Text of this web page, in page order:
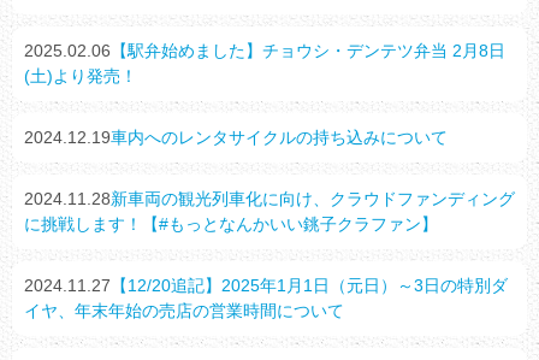
2025.02.06 【駅弁始めました】チョウシ・デンテツ弁当 2月8日
(土)より発売！
2024.12.19車内へのレンタサイクルの持ち込みについて
2024.11.28新車両の観光列車化に向け、クラウドファンディング
に挑戦します！【#もっとなんかいい銚子クラファン】
2024.11.27 【12/20追記】2025年1月1日（元日）～3日の特別ダ
イヤ、年末年始の売店の営業時間について